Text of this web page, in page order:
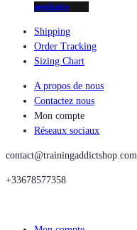
souhaits
Shipping
Order Tracking
Sizing Chart
A propos de nous
Contactez nous
Mon compte
Réseaux sociaux
contact@trainingaddictshop.com
+33678577358